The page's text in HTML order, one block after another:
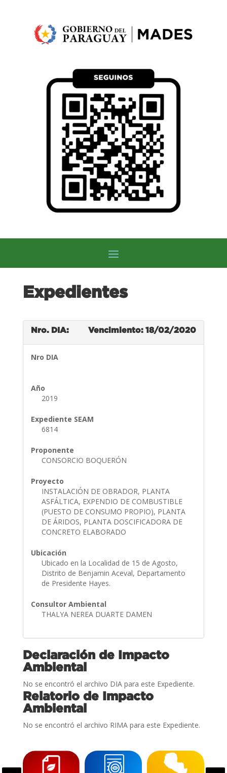
Expedientes
Nro. DIA: Vencimiento: 18/02/2020
Nro DIA
Año
2019
Expediente SEAM
6814
Proponente
CONSORCIO BOQUERÓN
Proyecto
INSTALACIÓN DE OBRADOR, PLANTA
ASFÁLTICA, EXPENDIO DE COMBUSTIBLE
(PUESTO DE CONSUMO PROPIO), PLANTA
DE ÁRIDOS, PLANTA DOSCIFICADORA DE
CONCRETO ELABORADO
Ubicación
Ubicado en la Localidad de 15 de Agosto,
Distrito de Benjamin Aceval, Departamento
de Presidente Hayes.
Consultor Ambiental
THALYA NEREA DUARTE DAMEN
Declaración de Impacto
Ambiental
No se encontró el archivo DIA para este Expediente.
Relatorio de Impacto
Ambiental
No se encontró el archivo RIMA para este Expediente.